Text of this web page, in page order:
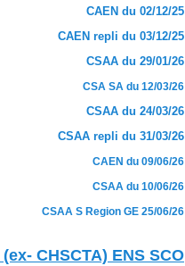
CAEN du 02/12/25
CAEN repli du 03/12/25
CSAA du 29/01/26
CSA SA du 12/03/26
CSAA du 24/03/26
CSAA repli du 31/03/26
CAEN du 09/06/26
CSAA du 10/06/26
CSAA S Region GE 25/06/26
CHSCTA) ENS SCO